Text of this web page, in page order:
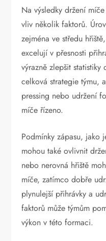
Na výsledky držení
vliv několik faktorů.
zejména ve středu
excelují v přesnosti
výrazně zlepšit
celková strategie týmu,
pressing nebo udržení
míče řízeno.
Podmínky zápasu, jako
mohou také ovlivnit
nebo nerovná hřiště
míče, zatímco dobře
plynulejší přihrávky a
faktorů může týmům
výkon v této formaci.